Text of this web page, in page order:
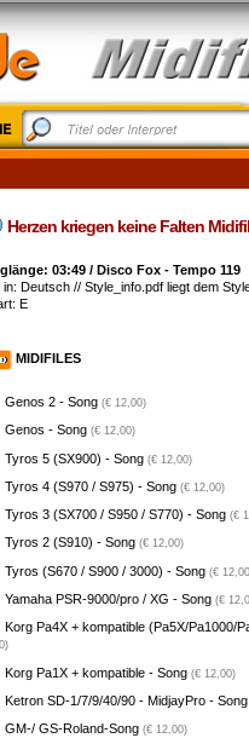
Herzen kriegen keine Falten
03:49 / Disco Fox - Tempo 119
in: Deutsch // Style_info.pdf liegt dem
E
MIDIFILES
Genos 2 - Song (€ 12,00)
Genos - Song (€ 12,00)
Tyros 5 (SX900) - Song (€ 12,00)
Tyros 4 (S970 / S975) - Song (€ 12,00)
Tyros 3 (SX700 / S950 / S770) - Song (€
Tyros 2 (S910) - Song (€ 12,00)
Tyros (S670 / S900 / 3000) - Song (€
Yamaha PSR-9000/pro / XG - Song (€
Korg Pa4X + kompatible (Pa5X/Pa1000/
Korg Pa1X + kompatible - Song (€ 12,00)
Ketron SD-1/7/9/40/90 - MidjayPro - Song
GM-/ GS-Roland-Song (€ 12,00)